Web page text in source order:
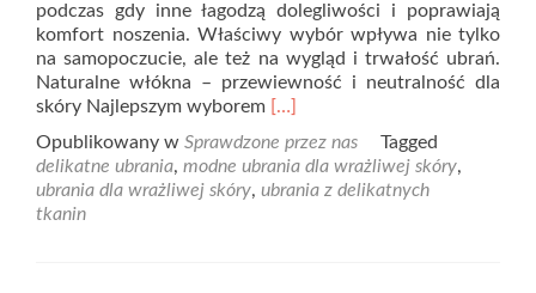
podczas gdy inne łagodzą dolegliwości i poprawiają
komfort noszenia. Właściwy wybór wpływa nie tylko
na samopoczucie, ale też na wygląd i trwałość ubrań.
Naturalne włókna – przewiewność i neutralność dla
skóry Najlepszym wyborem Read
about
Najlepsze
materiały
[…]
Opublikowany w Sprawdzone przez nas
Tagged
delikatne ubrania, modne ubrania dla wrażliwej skóry,
ubrania dla wrażliwej skóry, ubrania z delikatnych
tkanin